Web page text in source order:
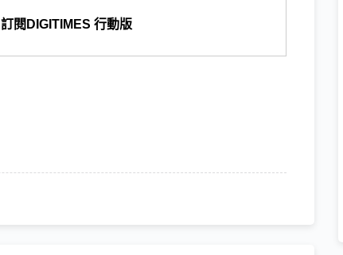
訂閱DIGITIMES 行動版